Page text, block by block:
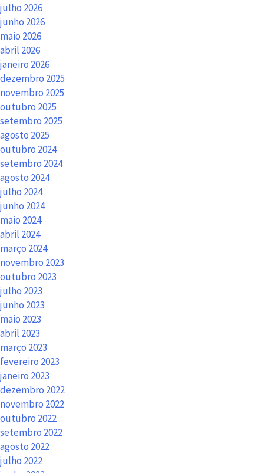
julho 2026
junho 2026
maio 2026
abril 2026
janeiro 2026
dezembro 2025
novembro 2025
outubro 2025
setembro 2025
agosto 2025
outubro 2024
setembro 2024
agosto 2024
julho 2024
junho 2024
maio 2024
abril 2024
março 2024
novembro 2023
outubro 2023
julho 2023
junho 2023
maio 2023
abril 2023
março 2023
fevereiro 2023
janeiro 2023
dezembro 2022
novembro 2022
outubro 2022
setembro 2022
agosto 2022
julho 2022